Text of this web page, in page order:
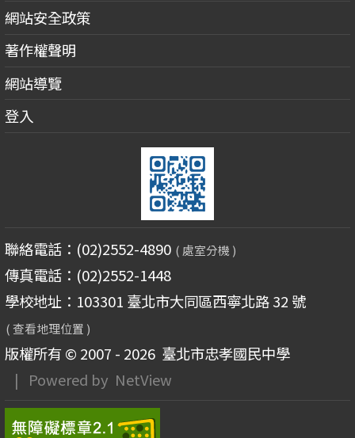
網站安全政策
著作權聲明
網站導覽
登入
聯絡電話：(02)2552-4890 ( 處室分機 )
傳真電話：(02)2552-1448
學校地址：103301 臺北市大同區西寧北路 32 號
( 查看地理位置 )
版權所有 © 2007 - 2026臺北市忠孝國民中學
| Powered by NetView